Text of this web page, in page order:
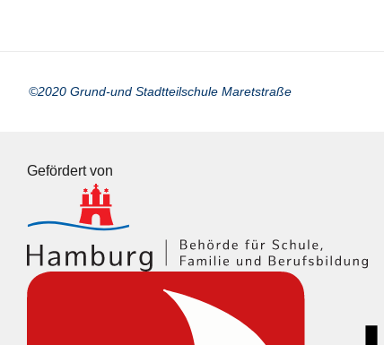
©2020 Grund-und Stadtteilschule Maretstraße
Gefördert von